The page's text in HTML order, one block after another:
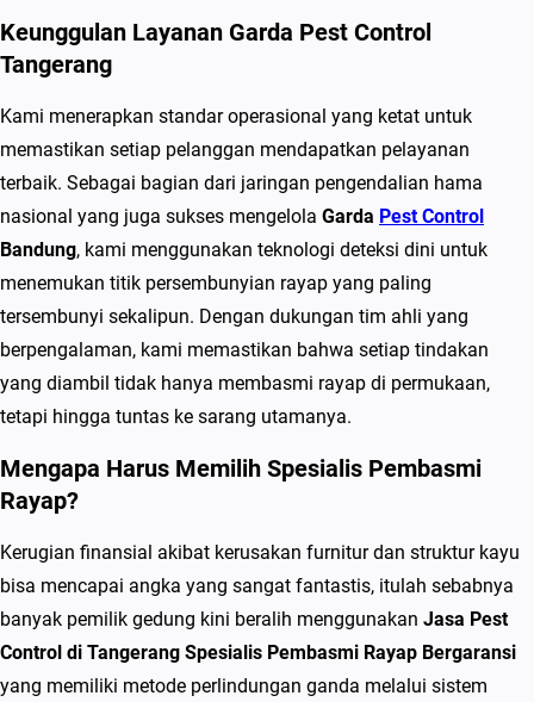
a
n
g
e
r
a
n
g
S
p
e
s
a
l
i
s
P
e
m
Keunggulan Layanan Garda Pest Control
Tangerang
Kami menerapkan standar operasional yang ketat untuk
memastikan setiap pelanggan mendapatkan pelayanan
terbaik. Sebagai bagian dari jaringan pengendalian hama
nasional yang juga sukses mengelola Garda Pest Control
Bandung, kami menggunakan teknologi deteksi dini untuk
menemukan titik persembunyian rayap yang paling
tersembunyi sekalipun. Dengan dukungan tim ahli yang
berpengalaman, kami memastikan bahwa setiap tindakan
yang diambil tidak hanya membasmi rayap di permukaan,
tetapi hingga tuntas ke sarang utamanya.
Mengapa Harus Memilih Spesialis Pembasmi
Rayap?
Kerugian finansial akibat kerusakan furnitur dan struktur kayu
bisa mencapai angka yang sangat fantastis, itulah sebabnya
banyak pemilik gedung kini beralih menggunakan Jasa Pest
Control di Tangerang Spesialis Pembasmi Rayap Bergaransi
yang memiliki metode perlindungan ganda melalui sistem